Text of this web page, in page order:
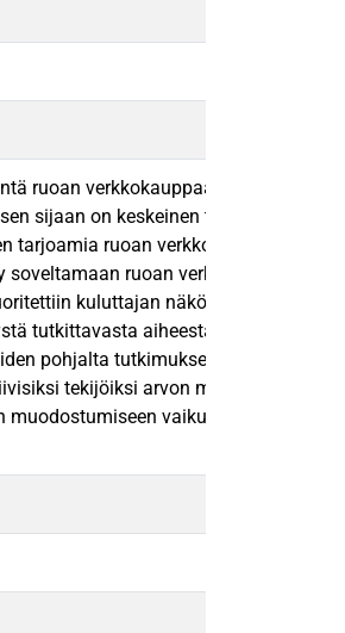
ruoan verkkokauppaa kohtaan
sijaan on keskeinen teema
ruoan verkkokauppoja.
ruoan
kuluttajan näkökulmasta ja
tutkittavasta aiheesta.
pohjalta tutkimuksessa
tekijöiksi arvon
vaikutti.